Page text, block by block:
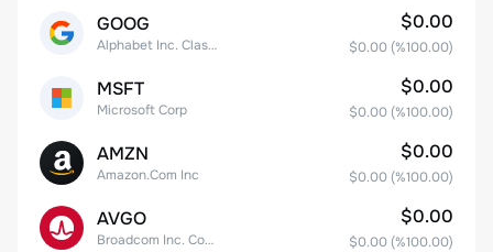
GOOG
Alphabet Inc. Class C Capital Stock
$0.00
$0.00 (%100.00)
MSFT
Microsoft Corp
$0.00
$0.00 (%100.00)
AMZN
Amazon.Com Inc
$0.00
$0.00 (%100.00)
AVGO
Broadcom Inc. Common Stock
$0.00
$0.00 (%100.00)